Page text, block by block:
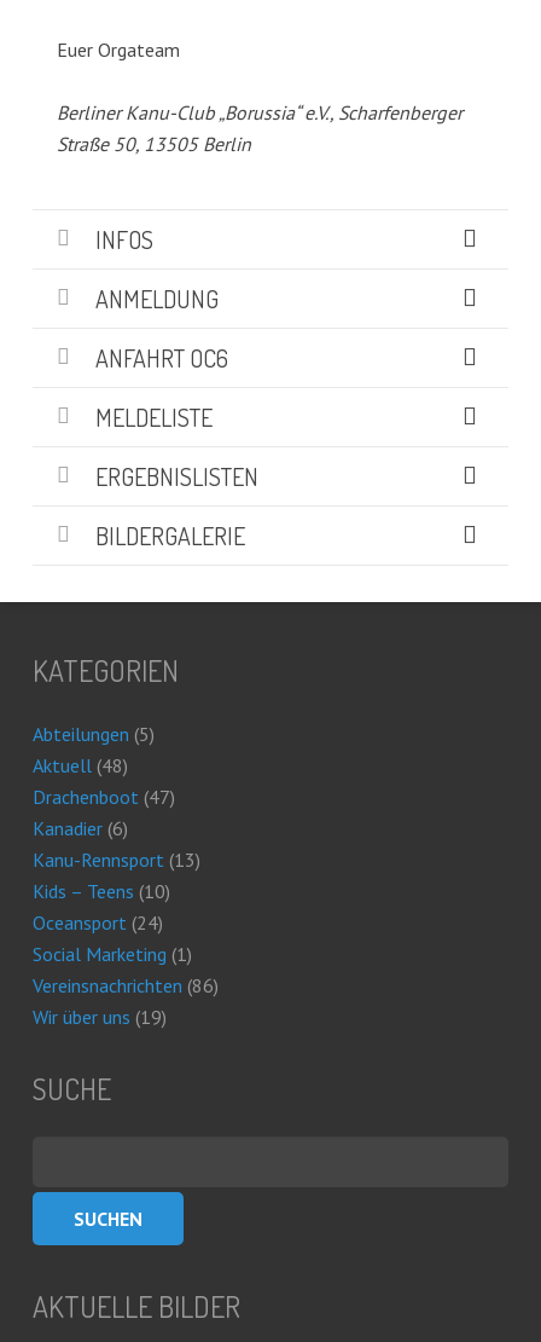
Euer Orgateam
Berliner Kanu-Club „Borussia“ e.V., Scharfenberger
Straße 50, 13505 Berlin
INFOS
ANMELDUNG
ANFAHRT OC6
MELDELISTE
ERGEBNISLISTEN
BILDERGALERIE
KATEGORIEN
Abteilungen (5)
Aktuell(48)
Drachenboot(47)
Kanadier(6)
Kanu-Rennsport(13)
Kids – Teens (10)
Oceansport(24)
Social Marketing (1)
Vereinsnachrichten (86)
Wir über uns (19)
SUCHE
AKTUELLE BILDER